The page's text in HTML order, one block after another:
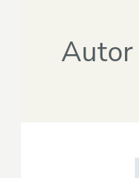
Autor